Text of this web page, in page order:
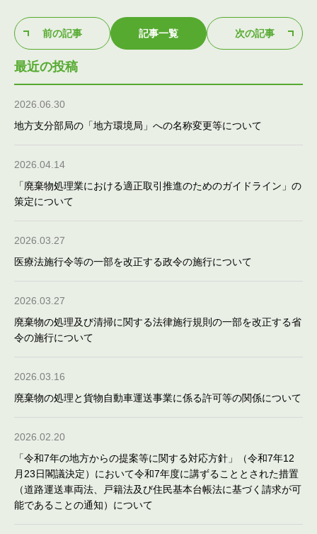
前の記事 記事一覧 次の記事
最近の投稿
2026.06.30
地方支分部局の「地方環境局」への名称変更等について
2026.04.14
「廃棄物処理業における適正取引推進のためのガイドライン」の
策定について
2026.03.27
医療法施行令等の一部を改正する政令の施行について
2026.03.27
廃棄物の処理及び清掃に関する法律施行規則の一部を改正する省
令の施行について
2026.03.16
廃棄物の処理と貨物自動車運送事業に係る許可等の関係について
2026.02.20
「令和7年の地方からの提案等に関する対応方針」（令和7年12
月23日閣議決定）において令和7年度に講ずることとされた措置
（道路運送車両法、戸籍法及び住民基本台帳法に基づく請求が可
能であることの通知）について